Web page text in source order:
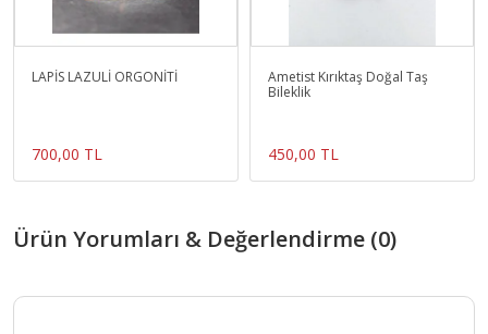
LAPİS LAZULİ ORGONİTİ
700,00 TL
Ametist Kırıktaş Doğal Taş
Bileklik
450,00 TL
Ürün Yorumları & Değerlendirme (0)